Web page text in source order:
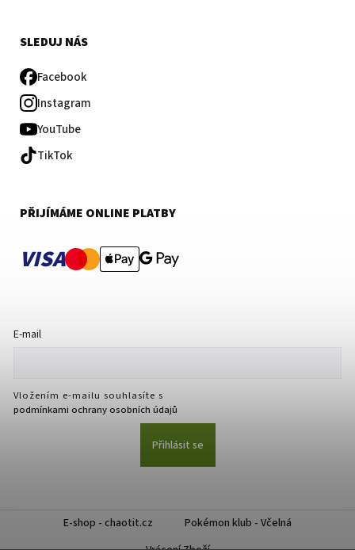
SLEDUJ NÁS
Facebook
Instagram
YouTube
TikTok
PŘIJÍMÁME ONLINE PLATBY
VISA
E-mail
Vložením e-mailu souhlasíte s
podmínkami ochrany osobních údajů
Přihlásit se
E-shop - chaotit.cz
Pokémon klub - Včelná